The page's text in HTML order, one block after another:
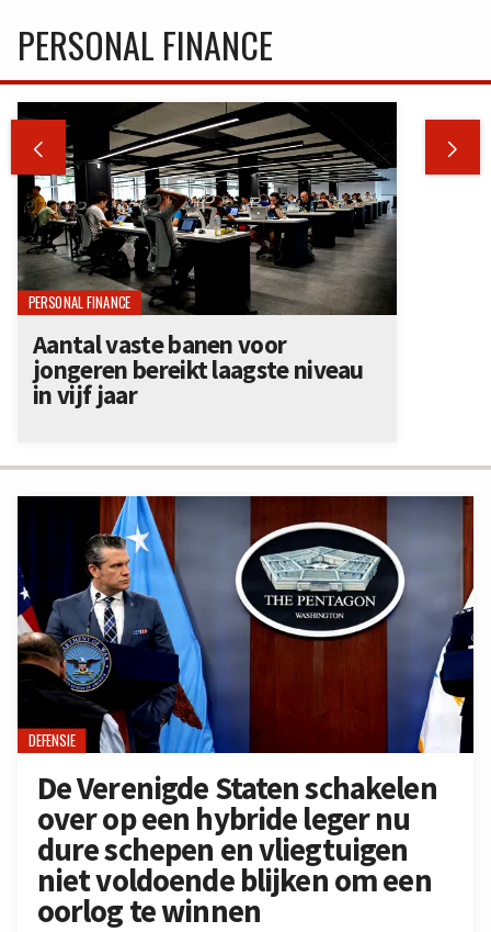
DEFENSIE
De Verenigde Staten schakelen
over op een hybride leger nu
dure schepen en vliegtuigen
niet voldoende blijken om een
oorlog te winnen
PERSONAL FINANCE
 
PERSONAL FINANCE
Aantal vaste banen voor
jongeren bereikt laagste niveau
in vijf jaar